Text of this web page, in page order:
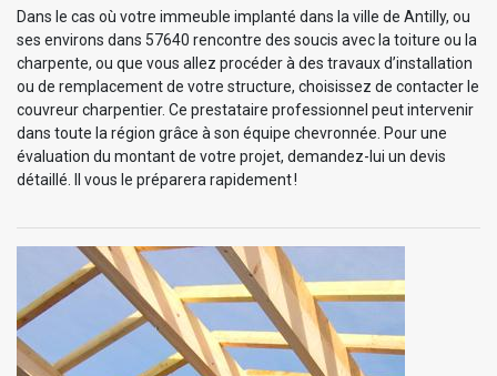
Dans le cas où votre immeuble implanté dans la ville de Antilly, ou
ses environs dans 57640 rencontre des soucis avec la toiture ou la
charpente, ou que vous allez procéder à des travaux d’installation
ou de remplacement de votre structure, choisissez de contacter le
couvreur charpentier. Ce prestataire professionnel peut intervenir
dans toute la région grâce à son équipe chevronnée. Pour une
évaluation du montant de votre projet, demandez-lui un devis
détaillé. Il vous le préparera rapidement !